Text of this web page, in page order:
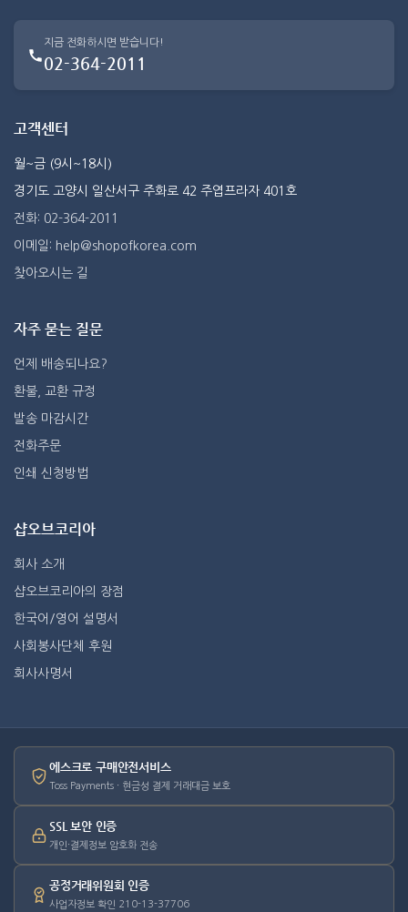
지금 전화하시면 받습니다!
02-364-2011
고객센터
월~금 (9시~18시)
경기도 고양시 일산서구 주화로 42 주엽프라자 401호
전화: 02-364-2011
이메일: help@shopofkorea.com
찾아오시는 길
자주 묻는 질문
언제 배송되나요?
환불, 교환 규정
발송 마감시간
전화주문
인쇄 신청방법
샵오브코리아
회사 소개
샵오브코리아의 장점
한국어/영어 설명서
사회봉사단체 후원
회사사명서
에스크로 구매안전서비스
Toss Payments · 현금성 결제 거래대금 보호
SSL 보안 인증
개인·결제정보 암호화 전송
공정거래위원회 인증
사업자정보 확인 210-13-37706